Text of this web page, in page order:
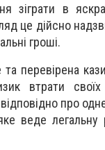
зіграти в
це дійсно
гроші.
та перевірена
втрати
про одне
веде легальну